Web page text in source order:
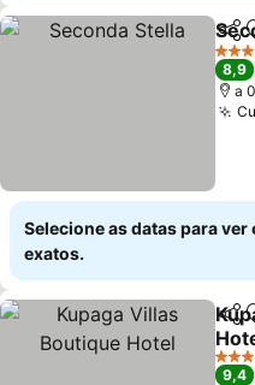
3
8,9
a
Selecione as datas para ver
exatos.
Ver
4
9,4